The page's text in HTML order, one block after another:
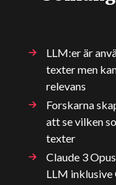
LLM:er är
texter men
relevans
Forskarna
att se vilken
texter
Claude 3
LLM inklusive